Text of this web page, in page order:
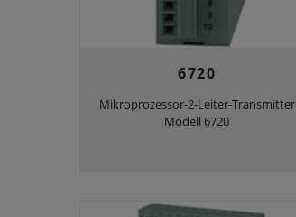
6720
Mikroprozessor-2-Leiter-Transmitter
Modell 6720